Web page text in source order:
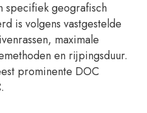
specifiek geografisch
is volgens vastgestelde
maximale
en rijpingsduur.
prominente DOC
.